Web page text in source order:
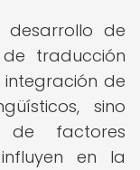
desarrollo de
traducción
de
sino
de factores
en la